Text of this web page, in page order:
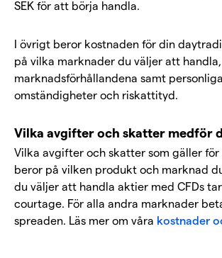
SEK för att börja handla.
I övrigt beror kostnaden för din
på vilka marknader du väljer att handla,
marknadsförhållandena samt personliga
omständigheter och riskattityd.
Vilka avgifter och skatter medför
Vilka avgifter och skatter som gäller
beror på vilken produkt och marknad
du väljer att handla aktier med CFDs
courtage. För alla andra marknader
spreaden. Läs mer om våra kostnader